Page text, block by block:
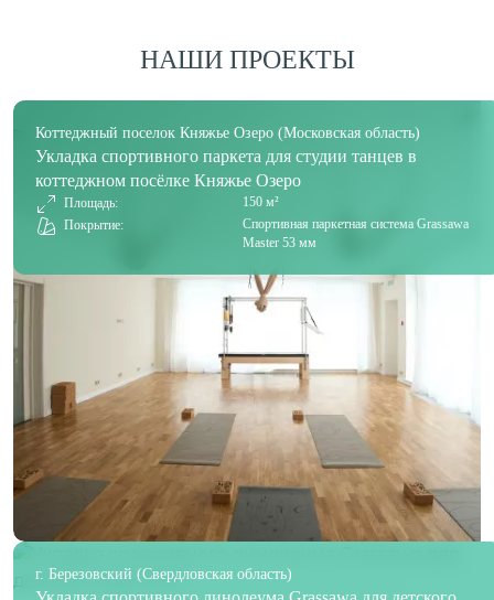
НАШИ ПРОЕКТЫ
Коттеджный поселок Княжье Озеро (Московская область)
Укладка спортивного паркета для студии танцев в
коттеджном посёлке Княжье Озеро
Площадь:
150 м²
Покрытие:
Спортивная паркетная система Grassawa
Master 53 мм
г. Березовский (Свердловская область)